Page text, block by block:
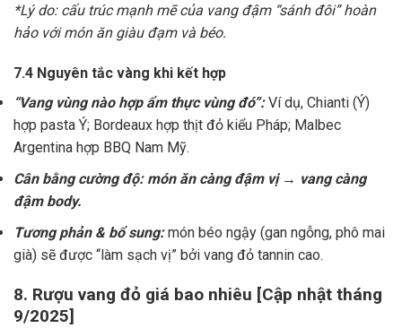
*Lý do: cấu trúc mạnh mẽ của vang đậm “sánh đôi” hoàn
hảo với món ăn giàu đạm và béo.
7.4 Nguyên tắc vàng khi kết hợp
“Vang vùng nào hợp ẩm thực vùng đó”:Ví dụ, Chianti (Ý)
hợp pasta Ý; Bordeaux hợp thịt đỏ kiểu Pháp; Malbec
Argentina hợp BBQ Nam Mỹ.
Cân bằng cường độ: món ăn càng đậm vị → vang càng
đậm body.
Tương phản & bổ sung:món béo ngậy (gan ngỗng, phô mai
già) sẽ được “làm sạch vị” bởi vang đỏ tannin cao.
8. Rượu vang đỏ giá bao nhiêu [Cập nhật tháng
9/2025]